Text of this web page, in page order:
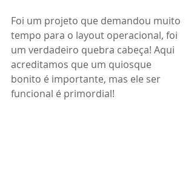
Foi um projeto que demandou muito
tempo para o layout operacional, foi
um verdadeiro quebra cabeça! Aqui
acreditamos que um quiosque
bonito é importante, mas ele ser
funcional é primordial!